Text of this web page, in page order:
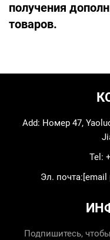
получения
товаров.
Add: Номер 47,
Tel:
Эл. почта: [email
Подпишитесь,